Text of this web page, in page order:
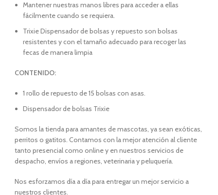
Mantener nuestras manos libres para acceder a ellas
fácilmente cuando se requiera.
Trixie Dispensador de bolsas y repuesto son bolsas
resistentes y con el tamaño adecuado para recoger las
fecas de manera limpia
CONTENIDO:
1 rollo de repuesto de 15 bolsas con asas.
Dispensador de bolsas Trixie
Somos la tienda para amantes de mascotas, ya sean exóticas,
perritos o gatitos. Contamos con la mejor atención al cliente
tanto presencial como online y en nuestros servicios de
despacho, envíos a regiones, veterinaria y peluquería.
Nos esforzamos día a día para entregar un mejor servicio a
nuestros clientes.